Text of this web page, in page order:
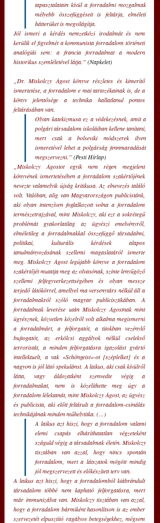
tapasztalatain kívül a forradalmi mozgalmak
mélyebb összefüggéseit is feltárja, elméleti
hátterüket is megvilágítja.
Jól ismeri a kérdés nemzetközi irodalmát és nem
kerülik el figyelmét a kommunista forradalom történeti
analógiái sem: a francia forradalmat a modern
historikus szemléletével látja.” (Napkelet)
„Dr. Miskolczy Ágost könyve részletes és kimerítő
ismertetése, a forradalom e mai tartozékainak is, de a
könyv jelentősége a technika hallatlanul pontos
feltárásában van.
Olyan katekizmusa ez a védekezésnek, amit a
polgári társadalom iskoláiban kellene tanítani,
mert csak a bolseviki módszerek ilyen
ismeretével lehet a polgárság fennmaradását
megszervezni.” (Pesti Hírlap)
„Miskolczy Ágostot egyik nem régen megjelent
könyvének ismertetésében a forradalom szakértőjének
nevezte valamelyik újság kritikusa. Az elnevezés találó
volt. Valóban, alig van Magyarországon publicistánk,
aki olyan intenzíven foglalkozott volna a forradalom
természetrajzával, mint Miskolczy, aki ezt a sokrétegű
problémát gyakorlatilag az ügyészi emelvényről,
elméletileg a forradalmakkal összefüggő társadalmi,
politikai, kulturális kérdések alapos
tanulmányozásának szellemi magaslatáról ismerte
meg. Miskolczy Ágost legújabb könyve a forradalom
szakértőjét mutatja meg az olvasónak, szinte lenyűgöző
szellemi felfegyverkezettségében és olyan messze
terjedő látókörrel, amellyel ma versenytárs nélkül áll a
forradalmakról szóló magyar publicisztikában. A
forradalmak leverése után Miskolczy Ágostnak mint
ügyésznek, közvetlen közelről volt alkalma megismerni
a forradalmárt, a felforgatót, a titokban vezénylő
bujtogatót, az erkölcsi aggályok nélkül cselekvő
terroristát, a minden felforgatásra igazolást gyártó
intellektuelt, a vak »Schöngeist«-ot [széplelket] és a
nagyon is jól látó spekulánst. A laikus, aki csak kívülről
látta, vagy áldozatként szenvedte végig a
forradalmakat, nem is közelíthette meg úgy a
forradalom lélektanát, mint Miskolczy Ágost, az ügyész
és publicista, aki előtt feltárult a forradalom-csinálás
technikájának minden műhelytitka. (…)
A laikus azt hiszi, hogy a forradalom valami
elemi csapás elháríthatatlan végzeteként
száguld végig a társadalmak életén. Miskolczy
tisztában van azzal, hogy nincs spontán
forradalom, mert a látszatok mögött mindig
jól megszervezett és előkészített terv van.
A laikus azt hiszi, hogy a forradalomból kiábrándult
társadalom többé nem kapható felforgatásra, mert
már immunizálva van. Miskolczy tisztában van azzal,
hogy a forradalom bármiként hasonlítson is az ember
szervezetét elpusztító ragályos betegségekhez, mégsem